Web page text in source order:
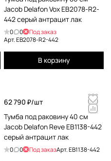
Jacob Delafon Vox EB2078-R2-
442 серый антрацит лак
0 0
Под заказ
Арт.EB2078-R2-442
В корзину
62 790 ₽/шт
Тумба под раковину 40 см
Jacob Delafon Reve EB1138-442
серый антрацит лак
0 0 Под заказАрт.EB1138-442